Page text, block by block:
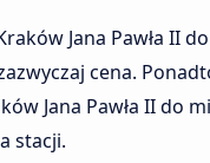
Jana Pawła II
cena.
Jana Pawła II
stacji.